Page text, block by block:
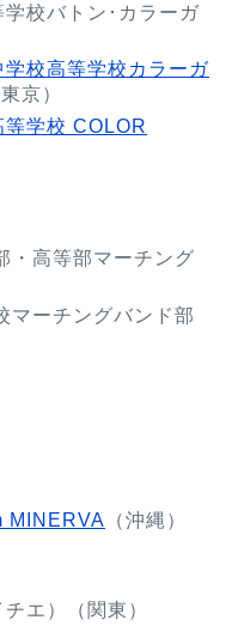
校バトン･カラーガ
校高等学校カラーガ
京）
学校 COLOR
・高等部マーチング
マーチングバンド部
MINERVA （沖縄）
エ）（関東）